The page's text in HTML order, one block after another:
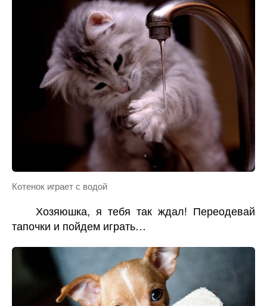
Котенок играет с водой
Хозяюшка, я тебя так ждал! Переодевай
тапочки и пойдем играть…